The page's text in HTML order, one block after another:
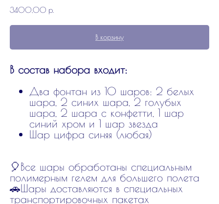
3400,00 р.
В корзину
В состав набора входит:
Два фонтан из 10 шаров: 2 белых
шара, 2 синих шара, 2 голубых
шара, 2 шара с конфетти, 1 шар
синий хром и 1 шар звезда
Шар цифра синяя (любая)
🎈Все шары обработаны специальным
полимерным гелем для большего полета
🚗Шары доставляются в специальных
транспортировочных пакетах